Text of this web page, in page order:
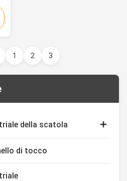
1 2 3
della scatola
toccodi tocco